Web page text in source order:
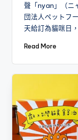
聲「nyan」（ニ
団法人ペットフ
天給訂為貓咪日
Read More